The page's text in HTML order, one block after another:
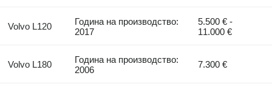
Volvo L120
Година на производство:
2017
5.500 € -
11.000 €
Volvo L180
Година на производство:
2006
7.300 €